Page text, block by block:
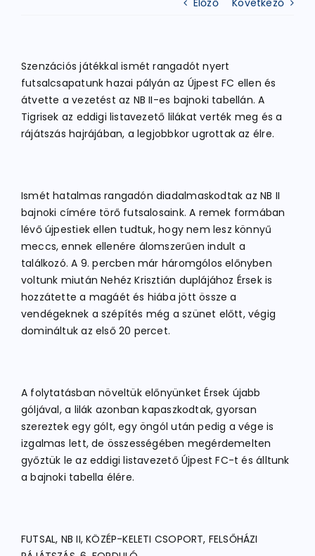
KERÉKPÁR
EGYÉB SPORTÁGAK
ELÉRHETŐSÉGEK
TAGDÍJ BEFIZETÉS
Előző Következő
Szenzációs játékkal ismét rangadót nyert
futsalcsapatunk hazai pályán az Újpest FC ellen és
átvette a vezetést az NB II-es bajnoki tabellán. A
Tigrisek az eddigi listavezető lilákat verték meg és a
rájátszás hajrájában, a legjobbkor ugrottak az élre.
Ismét hatalmas rangadón diadalmaskodtak az NB II
bajnoki címére törő futsalosaink. A remek formában
lévő újpestiek ellen tudtuk, hogy nem lesz könnyű
meccs, ennek ellenére álomszerűen indult a
találkozó. A 9. percben már háromgólos előnyben
voltunk miután Nehéz Krisztián duplájához Érsek is
hozzátette a magáét és hiába jött össze a
vendégeknek a szépítés még a szünet előtt, végig
domináltuk az első 20 percet.
A folytatásban növeltük előnyünket Érsek újabb
góljával, a lilák azonban kapaszkodtak, gyorsan
szereztek egy gólt, egy öngól után pedig a vége is
izgalmas lett, de összességében megérdemelten
győztük le az eddigi listavezető Újpest FC-t és álltunk
a bajnoki tabella élére.
FUTSAL, NB II, KÖZÉP-KELETI CSOPORT, FELSŐHÁZI